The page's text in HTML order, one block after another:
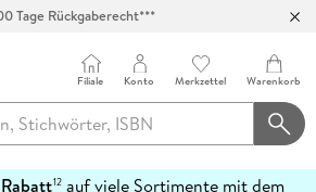
Tage Rückgaberecht***
Filiale Konto Merkzettel Warenkorb
Rabatt12auf viele Sortimente mit dem